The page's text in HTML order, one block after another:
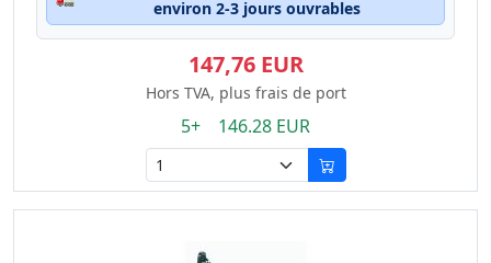
environ 2-3 jours ouvrables
147,76 EUR
Hors TVA, plus frais de port
5+ 146.28 EUR